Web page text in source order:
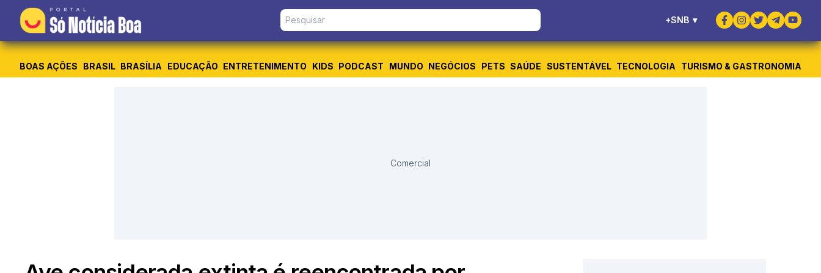
+SNB ▾
BOAS AÇÕES BRASIL BRASÍLIA EDUCAÇÃO ENTRETENIMENTO KIDS PODCAST MUNDO NEGÓCIOS PETS SAÚDE SUSTENTÁVEL TECNOLOGIA TURISMO & GASTRONOMIA
Comercial